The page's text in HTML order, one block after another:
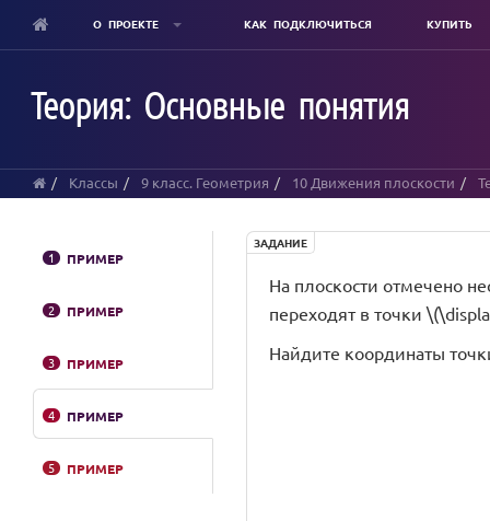
content
О ПРОЕКТЕ КАК ПОДКЛЮЧИТЬСЯ КУПИТЬ
Теория: Основные понятия
Классы 9 класс. Геометрия 10 Движения плоскости
1 ПРИМЕР
2 ПРИМЕР
3 ПРИМЕР
4 ПРИМЕР
5 ПРИМЕР
ЗАДАНИЕ
На плоскости отмечено
переходят в точки
Найдите координаты